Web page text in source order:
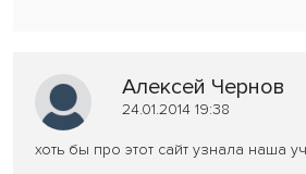
Алексей Чернов
24.01.2014 19:38
хоть бы про этот сайт узнала наша